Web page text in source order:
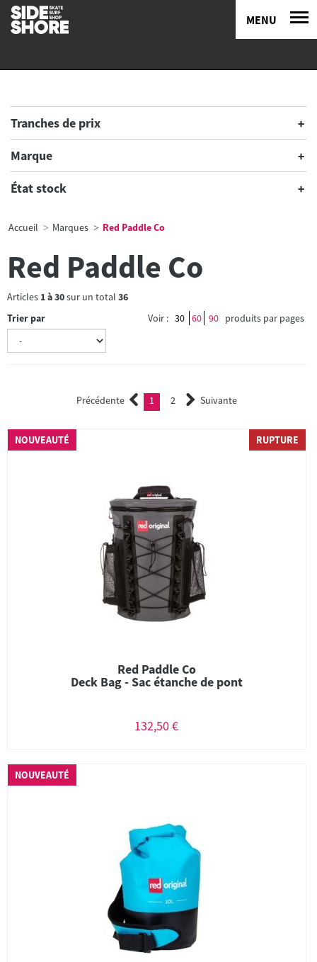
MENU
Tranches de prix
Marque
État stock
Accueil Marques Red Paddle Co
Red Paddle Co
Articles 1à30sur un total 36
Trier par
Voir : 30 60 90 produits par pages
Précédente 1 (current)
2 Suivante
NOUVEAUTÉ RUPTURE
Red Paddle Co
Deck Bag - Sac étanche de pont
132,50 €
NOUVEAUTÉ